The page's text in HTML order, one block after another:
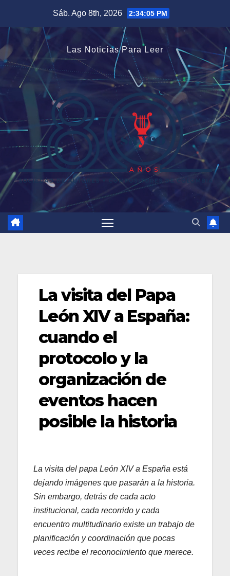
contenido
Sáb. Ago 8th, 2026 2:34:07 PM
Las Noticias Para Leer
La visita del Papa
León XIV a España:
cuando el
protocolo y la
organización de
eventos hacen
posible la historia
La visita del papa León XIV a España está
dejando imágenes que pasarán a la historia.
Sin embargo, detrás de cada acto
institucional, cada recorrido y cada
encuentro multitudinario existe un trabajo de
planificación y coordinación que pocas
veces recibe el reconocimiento que merece.